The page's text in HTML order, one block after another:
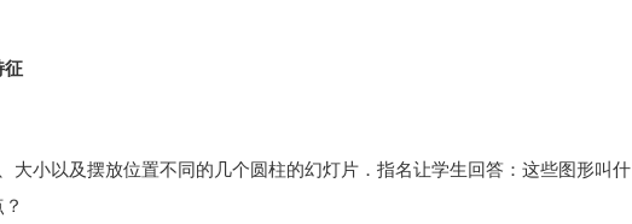
征
大小以及摆放位置不同的几个圆柱的幻灯片．指名让学生回答：这些图形叫什